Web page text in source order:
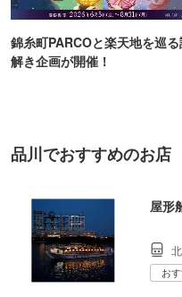
錦糸町PARCOと楽天地を巡
解き企画が開催！
品川でおすすめのお店
屋形
お